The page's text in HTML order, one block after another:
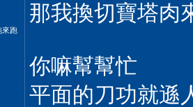
來跑
那我換切寶塔肉
你嘛幫幫忙
平面的刀功就遜